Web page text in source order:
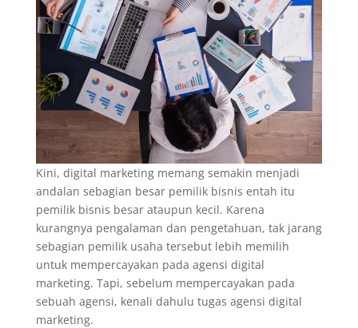
Kini, digital marketing memang semakin menjadi
andalan sebagian besar pemilik bisnis entah itu
pemilik bisnis besar ataupun kecil. Karena
kurangnya pengalaman dan pengetahuan, tak jarang
sebagian pemilik usaha tersebut lebih memilih
untuk mempercayakan pada agensi digital
marketing. Tapi, sebelum mempercayakan pada
sebuah agensi, kenali dahulu tugas agensi digital
marketing.